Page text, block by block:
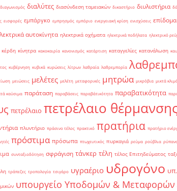
διαγωνισμός διαλύτες διασύνδεση ταμειακών δικαστήριο διυλιστήρια
εισφορές εμπάργκο εμπρησμός εμπόριο ενεργειακή κρίση ενισχύσεις
αυτοκίνητα ηλεκτρικά οχήματα ηλεκτρικά ποδήλατα ηλεκτρικό
κέρδη κίνητρα κακοκαιρία κανονισμός κατάρτιση καταγγελίες κατανάλωση
κυβέρνηση κυβικά κυρώσεις λίτρων λαθραία λαθρεμπορία
μειώσεις μελέτες μελέτη μεταφορικές μητρώα μικρόβια μικτά
καύσιμα παράταση παραβάσεις παραβάτικότητα παραβατικότητα
πετρέλαιο πετρέλαιο
πλυντήριο πράσινο τέλος πρακτικό πρατήρια πρατήριο
πρόστιμα πρόσωπα πτωχευτικός πυρκαγιά ρεύμα ρούβλια
συνταξιοδότηση σφράγιση τάνκερ τέλη τέλος Επιτηδεύματος
τράπεζες τροπολογία τσιγάρο υγραέριο υδρογόνο
υπουργείο Υποδομών & Μεταφορών